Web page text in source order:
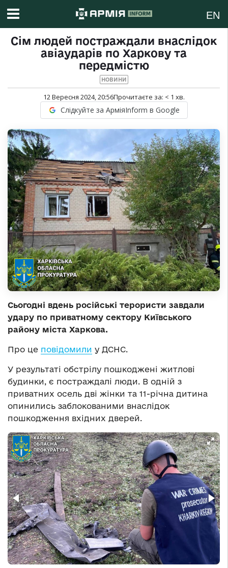
EN
Сім людей постраждали внаслідок
авіаударів по Харкову та
передмістю
НОВИНИ
12 Вересня 2024, 20:56Прочитаєте за: < 1 хв.
Слідкуйте за АрміяInform в Google
Сьогодні вдень російські терористи завдали
удару по приватному сектору Київського
району міста Харкова.
Про це повідомили у ДСНС.
У результаті обстрілу пошкоджені житлові
будинки, є постраждалі люди. В одній з
приватних осель дві жінки та 11-річна дитина
опинились заблокованими внаслідок
пошкодження вхідних дверей.